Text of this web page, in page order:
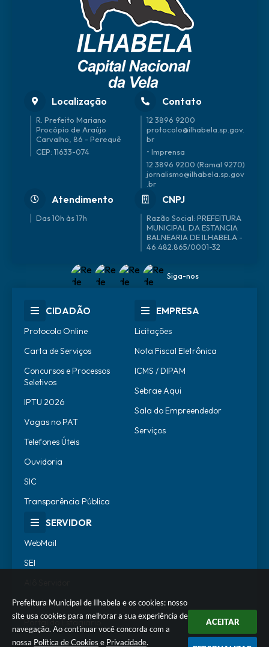
Prefeitura Municipal de Ilhabela e os cookies: nosso
site usa cookies para melhorar a sua experiência de
navegação. Ao continuar você concorda com a
nossa Política de Cookies e Privacidade.
ACEITAR
Localização
R. Prefeito Mariano
Procópio de Araújo
Carvalho, 86 - Perequê
CEP: 11633-074
Contato
12 3896 9200
protocolo@ilhabela.sp.gov.
br
• Imprensa
12 3896 9200 (Ramal 9270)
jornalismo@ilhabela.sp.gov
.br
Atendimento
Das 10h às 17h
CNPJ
46.482.865/0001-32
Siga-nos
CIDADÃO
Protocolo Online
Carta de Serviços
Concursos e Processos
Seletivos
IPTU 2026
Vagas no PAT
Telefones Úteis
Ouvidoria
SIC
Transparência Pública
EMPRESA
Licitações
Nota Fiscal Eletrônica
ICMS / DIPAM
Sebrae Aqui
Sala do Empreendedor
Serviços
SERVIDOR
WebMail
SEI
Escola de Governo
Portal do Estagiário